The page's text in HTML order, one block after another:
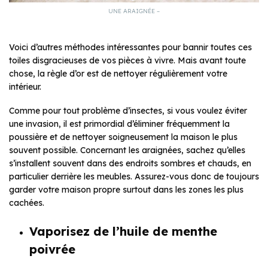
UNE ARAIGNÉE –
Voici d’autres méthodes intéressantes pour bannir toutes ces
toiles disgracieuses de vos pièces à vivre. Mais avant toute
chose, la règle d’or est de nettoyer régulièrement votre
intérieur.
Comme pour tout problème d’insectes, si vous voulez éviter
une invasion, il est primordial d’éliminer fréquemment la
poussière et de nettoyer soigneusement la maison le plus
souvent possible. Concernant les araignées, sachez qu’elles
s’installent souvent dans des endroits sombres et chauds, en
particulier derrière les meubles. Assurez-vous donc de toujours
garder votre maison propre surtout dans les zones les plus
cachées.
Vaporisez de l’huile de menthe
poivrée